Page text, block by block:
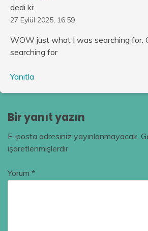
dedi ki:
27 Eylül 2025, 16:59
WOW just what I was searching for.
searching for
Yanıtla
Bir yanıt yazın
E-posta adresiniz yayınlanmayacak.
işaretlenmişlerdir
Yorum *